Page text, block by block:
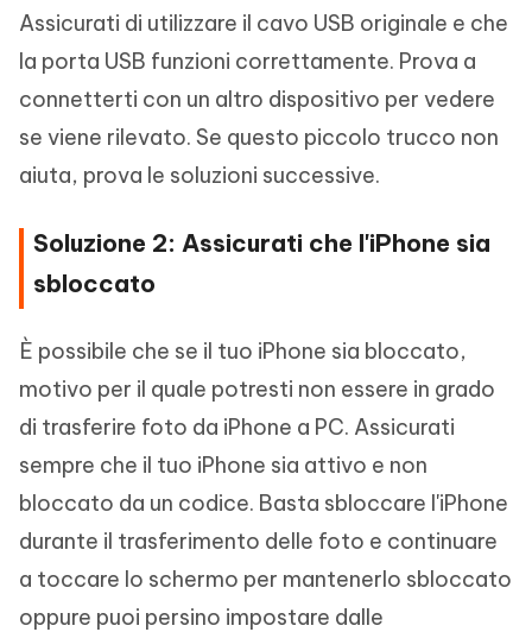
Assicurati di utilizzare il cavo USB originale e che
la porta USB funzioni correttamente. Prova a
connetterti con un altro dispositivo per vedere
se viene rilevato. Se questo piccolo trucco non
aiuta, prova le soluzioni successive.
Soluzione 2: Assicurati che l'iPhone sia
sbloccato
È possibile che se il tuo iPhone sia bloccato,
motivo per il quale potresti non essere in grado
di trasferire foto da iPhone a PC. Assicurati
sempre che il tuo iPhone sia attivo e non
bloccato da un codice. Basta sbloccare l'iPhone
durante il trasferimento delle foto e continuare
a toccare lo schermo per mantenerlo sbloccato
oppure puoi persino impostare dalle